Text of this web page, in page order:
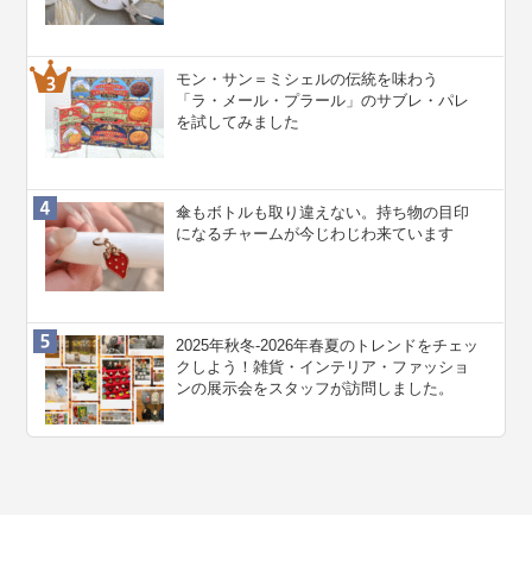
モン・サン＝ミシェルの伝統を味わう
「ラ・メール・プラール」のサブレ・パレ
を試してみました
傘もボトルも取り違えない。持ち物の目印
になるチャームが今じわじわ来ています
2025年秋冬-2026年春夏のトレンドをチェッ
クしよう！雑貨・インテリア・ファッショ
ンの展示会をスタッフが訪問しました。